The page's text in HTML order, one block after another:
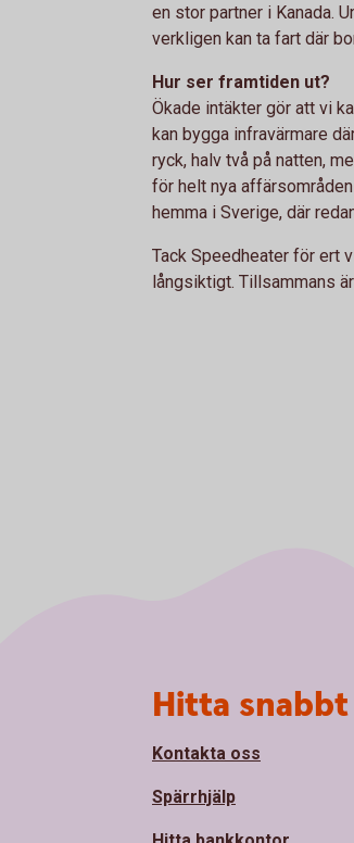
en stor partner i Kanada.
verkligen kan ta fart där
Hur ser framtiden ut?
Ökade intäkter gör att vi
kan bygga infravärmare
ryck, halv två på natten,
för helt nya
hemma i Sverige, där
Tack Speedheater för ert
långsiktigt. Tillsammans
Hitta snabbt
Kontakta oss
Spärrhjälp